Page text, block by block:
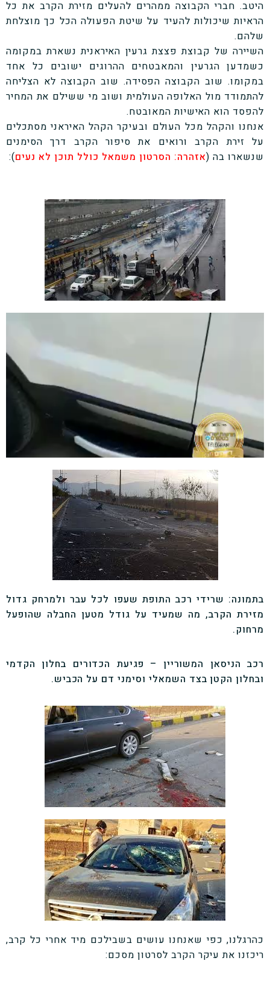
היטב. חברי הקבוצה ממהרים להעלים מזירת הקרב את כל
הראיות שיכולות להעיד על שיטת הפעולה הכל כך מוצלחת
שלהם.
השיירה של קבוצת פצצת גרעין האיראנית נשארת במקומה
כשמדען הגרעין והמאבטחים ההרוגים ישובים כל אחד
במקומו. שוב הקבוצה הפסידה. שוב הקבוצה לא הצליחה
להתמודד מול האלופה העולמית ושוב מי ששילם את המחיר
להפסד הוא האישיות המאובטח.
אנחנו והקהל מכל העולם ובעיקר הקהל האיראני מסתכלים
על זירת הקרב ורואים את סיפור הקרב דרך הסימנים
שנשארו בה (אזהרה: הסרטון משמאל כולל תוכן לא נעים):
בתמונה: שרידי רכב התופת שעפו לכל עבר ולמרחק גדול
מזירת הקרב, מה שמעיד על גודל מטען החבלה שהופעל
מרחוק.
רכב הניסאן המשוריין – פגיעת הכדורים בחלון הקדמי
ובחלון הקטן בצד השמאלי וסימני דם על הכביש.
כהרגלנו, כפי שאנחנו עושים בשבילכם מיד אחרי כל קרב,
ריכזנו את עיקר הקרב לסרטון מסכם: